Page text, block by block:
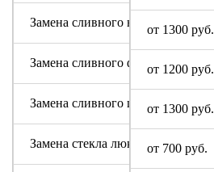
от 1300 руб.
от 1200 руб.
от 1300 руб.
от 700 руб.
Замена сливного насоса
Замена сливного фильтра
Замена сливного шланга
Замена стекла люка